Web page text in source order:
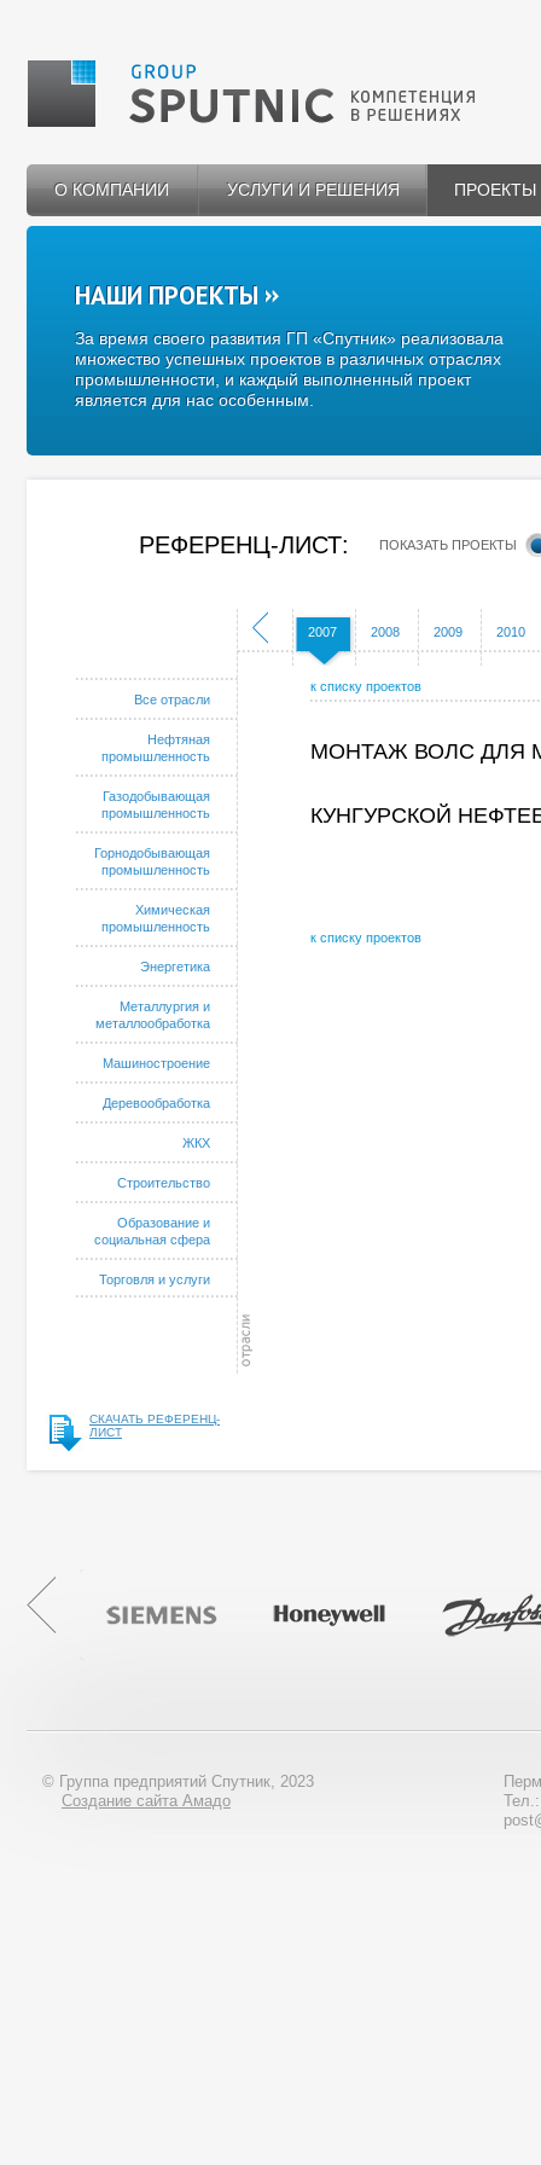
О КОМПАНИИ УСЛУГИ И РЕШЕНИЯ ПРОЕКТЫ
НАШИ ПРОЕКТЫ
За время своего развития ГП «Спутник» реализовала
множество успешных проектов в различных отраслях
промышленности, и каждый выполненный проект
является для нас особенным.
СКАЧАТЬ РЕФЕРЕНЦ-
ЛИСТ
РЕФЕРЕНЦ-ЛИСТ: ПОКАЗАТЬ ПРОЕКТЫ
Все отрасли
Нефтяная
промышленность
Газодобывающая
промышленность
Горнодобывающая
промышленность
Химическая
промышленность
Энергетика
Металлургия и
металлообработка
Машиностроение
Деревообработка
ЖКХ
Строительство
Образование и
социальная сфера
Торговля и услуги
2006 2007 2008 2009 2010
к списку проектов
МОНТАЖ ВОЛС ДЛЯ
КУНГУРСКОЙ
к списку проектов
© Группа предприятий Спутник, 2023
Создание сайта Амадо